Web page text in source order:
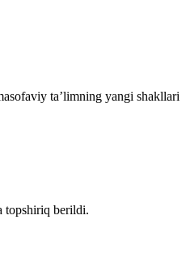
ta’limning yangi shakllari
topshiriq berildi.